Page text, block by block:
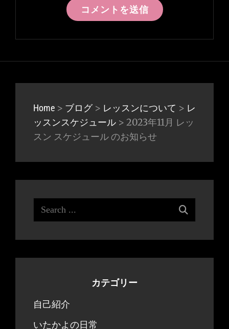
Home > ブログ> レッスンについて > レ
ッスンスケジュール > 2023年11月 レッ
スン スケジュール のお知らせ
Search
for:
カテゴリー
自己紹介
いたかよの日常